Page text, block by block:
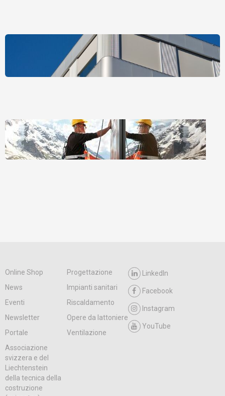
Online Shop
Progettazione
News
Impianti sanitari
Eventi
Riscaldamento
Newsletter
Opere da lattoniere
Portale
Ventilazione
LinkedIn
Facebook
Instagram
YouTube
Associazione
svizzera e del
Liechtenstein
della tecnica della
costruzione